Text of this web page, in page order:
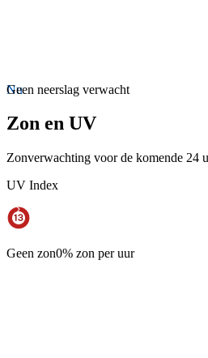
Nu
Geen neerslag verwacht
Zon en UV
Zonverwachting voor de komende 24
UV Index
Geen zon0% zon per uur